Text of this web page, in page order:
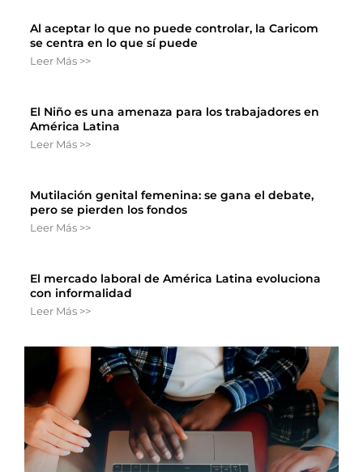
Al aceptar lo que no puede controlar, la Caricom
se centra en lo que sí puede
Leer Más >>
El Niño es una amenaza para los trabajadores en
América Latina
Leer Más >>
Mutilación genital femenina: se gana el debate,
pero se pierden los fondos
Leer Más >>
El mercado laboral de América Latina evoluciona
con informalidad
Leer Más >>